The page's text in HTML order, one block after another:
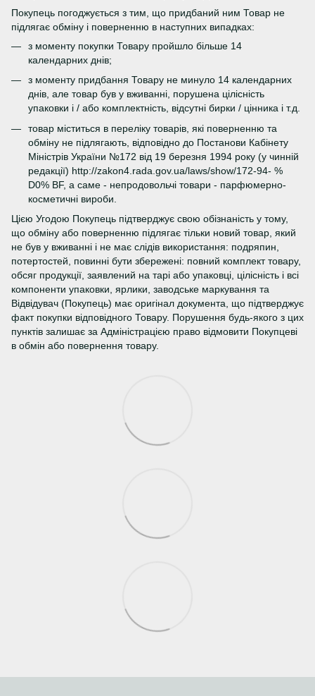
Покупець погоджується з тим, що придбаний ним Товар не
підлягає обміну і поверненню в наступних випадках:
з моменту покупки Товару пройшло більше 14
календарних днів;
з моменту придбання Товару не минуло 14 календарних
днів, але товар був у вживанні, порушена цілісність
упаковки і / або комплектність, відсутні бирки / цінника і т.д.
товар міститься в переліку товарів, які поверненню та
обміну не підлягають, відповідно до Постанови Кабінету
Міністрів України №172 від 19 березня 1994 року (у чинній
редакції) http://zakon4.rada.gov.ua/laws/show/172-94- %
D0% BF, а саме - непродовольчі товари - парфюмерно-
косметичні вироби.
Цією Угодою Покупець підтверджує свою обізнаність у тому,
що обміну або поверненню підлягає тільки новий товар, який
не був у вживанні і не має слідів використання: подряпин,
потертостей, повинні бути збережені: повний комплект товару,
обсяг продукції, заявлений на тарі або упаковці, цілісність і всі
компоненти упаковки, ярлики, заводське маркування та
Відвідувач (Покупець) має оригінал документа, що підтверджує
факт покупки відповідного Товару. Порушення будь-якого з цих
пунктів залишає за Адміністрацією право відмовити Покупцеві
в обмін або повернення товару.